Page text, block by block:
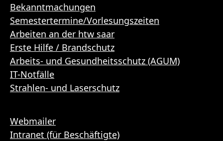
Bekanntmachungen
Semestertermine/Vorlesungszeiten
Arbeiten an der htw saar
Erste Hilfe / Brandschutz
Arbeits- und Gesundheitsschutz (AGUM)
IT-Notfälle
Strahlen- und Laserschutz
Webmailer
Intranet (für Beschäftigte)